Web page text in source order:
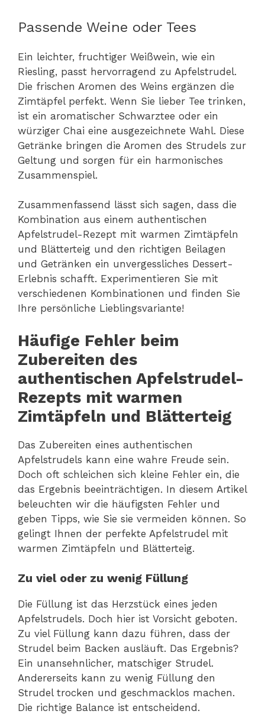
Passende Weine oder Tees
Ein leichter, fruchtiger Weißwein, wie ein
Riesling, passt hervorragend zu Apfelstrudel.
Die frischen Aromen des Weins ergänzen die
Zimtäpfel perfekt. Wenn Sie lieber Tee trinken,
ist ein aromatischer Schwarztee oder ein
würziger Chai eine ausgezeichnete Wahl. Diese
Getränke bringen die Aromen des Strudels zur
Geltung und sorgen für ein harmonisches
Zusammenspiel.
Zusammenfassend lässt sich sagen, dass die
Kombination aus einem authentischen
Apfelstrudel-Rezept mit warmen Zimtäpfeln
und Blätterteig und den richtigen Beilagen
und Getränken ein unvergessliches Dessert-
Erlebnis schafft. Experimentieren Sie mit
verschiedenen Kombinationen und finden Sie
Ihre persönliche Lieblingsvariante!
Häufige Fehler beim
Zubereiten des
authentischen Apfelstrudel-
Rezepts mit warmen
Zimtäpfeln und Blätterteig
Das Zubereiten eines authentischen
Apfelstrudels kann eine wahre Freude sein.
Doch oft schleichen sich kleine Fehler ein, die
das Ergebnis beeinträchtigen. In diesem Artikel
beleuchten wir die häufigsten Fehler und
geben Tipps, wie Sie sie vermeiden können. So
gelingt Ihnen der perfekte Apfelstrudel mit
warmen Zimtäpfeln und Blätterteig.
Zu viel oder zu wenig Füllung
Die Füllung ist das Herzstück eines jeden
Apfelstrudels. Doch hier ist Vorsicht geboten.
Zu viel Füllung kann dazu führen, dass der
Strudel beim Backen ausläuft. Das Ergebnis?
Ein unansehnlicher, matschiger Strudel.
Andererseits kann zu wenig Füllung den
Strudel trocken und geschmacklos machen.
Die richtige Balance ist entscheidend.